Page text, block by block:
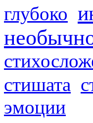
глубоко
стишата
эмоции